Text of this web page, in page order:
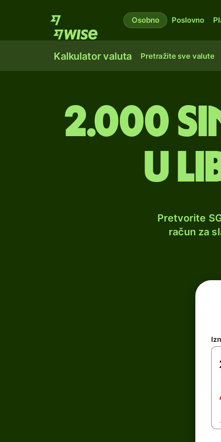
Osobno Poslovno
Kalkulator valuta Pretražite sve valute
2.000
u
Pretvorite
račun za